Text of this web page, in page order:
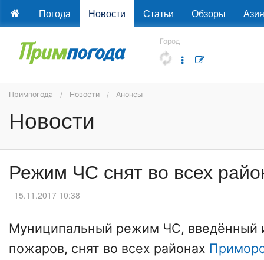
Погода Новости Статьи Обзоры Азия
Город
Примпогода Новости Анонсы
Новости
Режим ЧС снят во всех
15.11.2017 10:38
Муниципальный режим ЧС, введённый
пожаров, снят во всех районах